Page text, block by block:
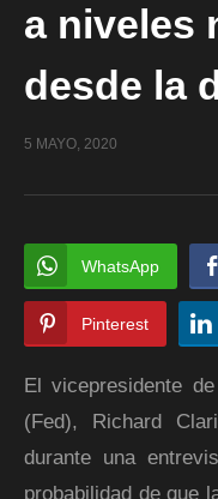
a niveles
desde la
5 MAYO, 2020
WhatsApp
Pinterest
El vicepresidente
(Fed), Richard
durante una
probabilidad de que